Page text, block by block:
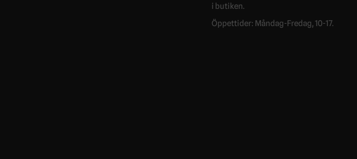
i butiken.
Öppettider: Måndag-Fredag, 10-17.